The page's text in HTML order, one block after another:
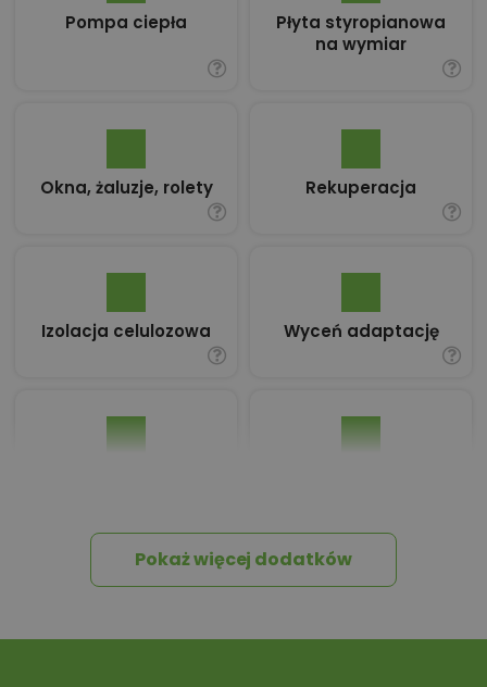
Pompa ciepła
Płyta styropianowa
na wymiar
Okna, żaluzje, rolety Rekuperacja
Izolacja celulozowa Wyceń adaptację
Tablica informacyjna
Przydomowa
Pokaż więcej dodatków